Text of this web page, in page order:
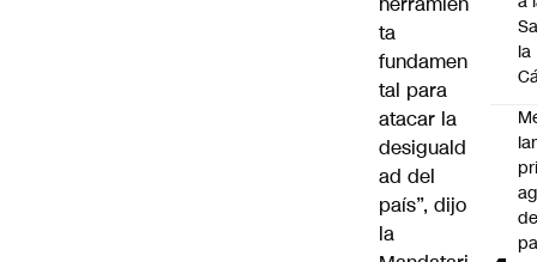
ta
fundamen
tal para
atacar la
desiguald
ad del
país”, dijo
la
la